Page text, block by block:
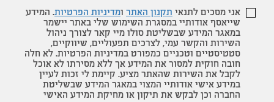
אני מסכים לתנאי תקנון האתר ומדיניות הפרטיות. המידע
שייאסף אודותיי במסגרת השימוש שלי באתר יישמר
במאגר המידע שבשליטת סולו מיי קאר לצורך ניהול
השירות והקשר עמי, לצרכים תפעוליים, שיווקיים,
סטטיסטיים וטכניים כמפורט במדיניות הפרטיות. לא חלה
חובה חוקית למסור את המידע אך ללא מסירתו לא אוכל
לקבל את השירות שהאתר מציע. קיימת לי זכות לעיין
במידע אישי אודותיי המצוי במאגר המידע שבשליטת
החברה וכן לבקש את תיקון או מחיקת המידע האישי